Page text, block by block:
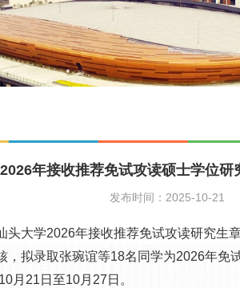
年接收推荐免试攻读硕士学位研
发布时间：2025-10-21
大学2026年接收推荐免试攻读研究生
，拟录取张琬谊等18名同学为2026年免
月21日至10月27日。